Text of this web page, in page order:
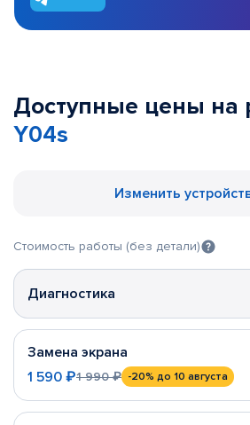
Доступные цены на
Y04s
Изменить
Стоимость работы (без детали)
Диагностика
Замена экрана
1 590 ₽1 990 ₽ -20% до 10 августа